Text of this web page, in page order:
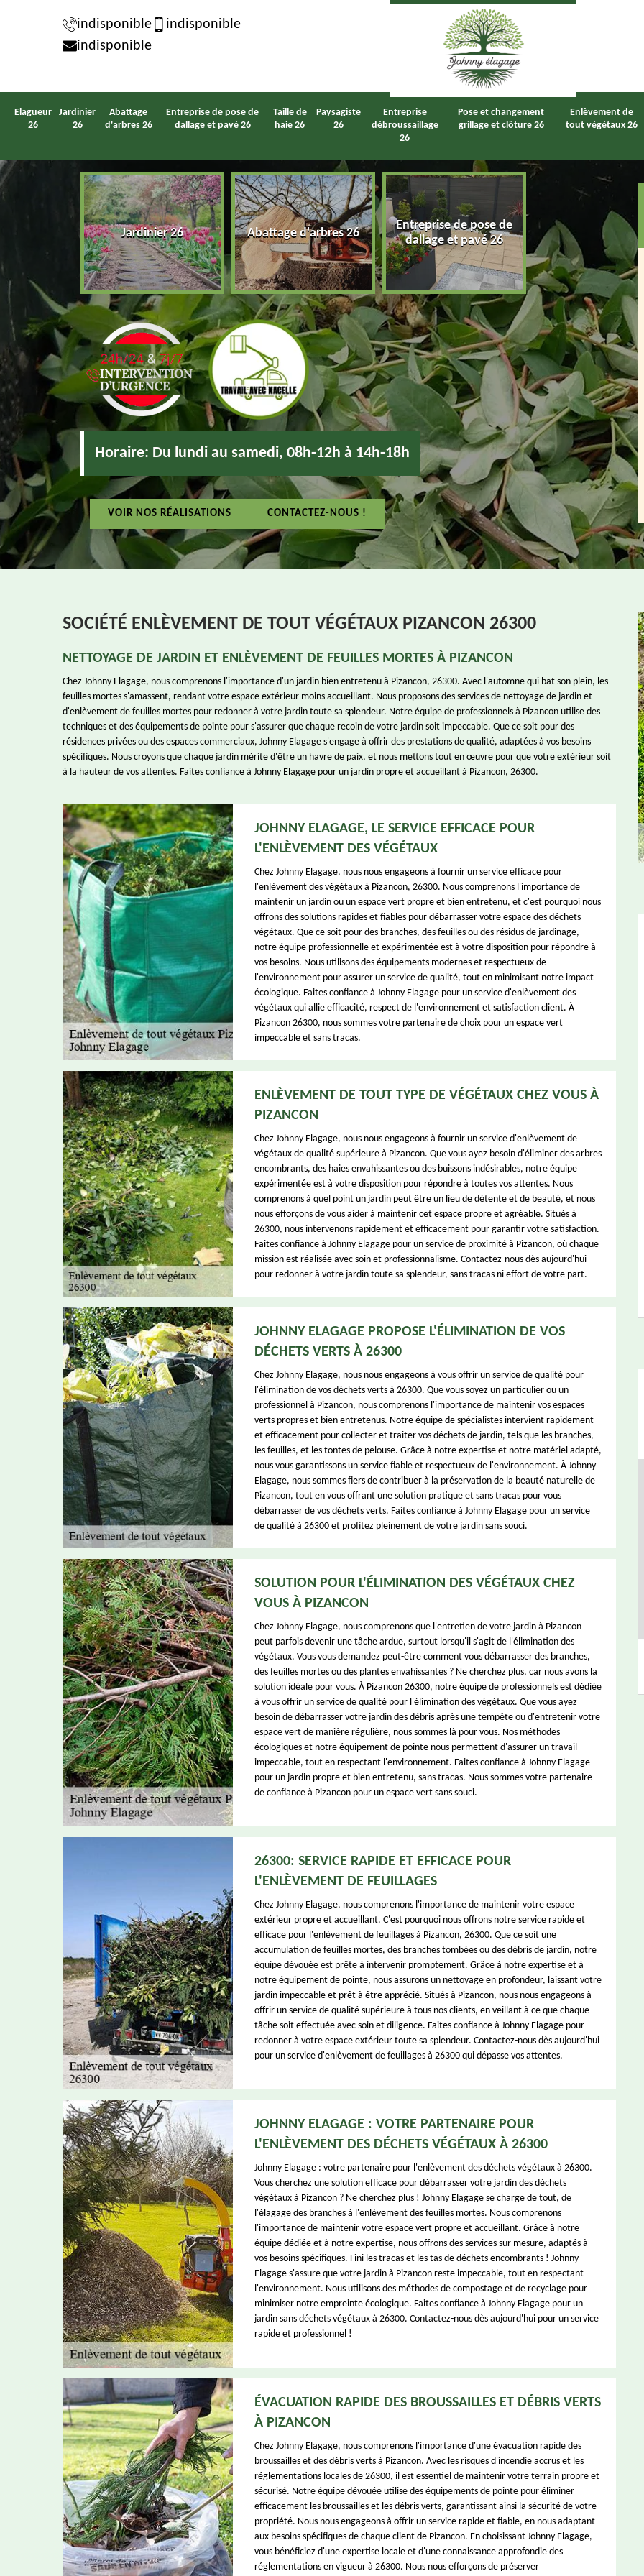
indisponible
indisponible
indisponible
Elagueur
26
Jardinier
26
Abattage
d'arbres 26
Entreprise de pose de
dallage et pavé 26
Taille de
haie 26
Paysagiste
26
Entreprise
débroussaillage
26
Pose et changement
grillage et clôture 26
Enlèvement de
tout végétaux 26
Jardinier 26 Abattage d'arbres 26
Entreprise de pose de
dallage et pavé 26
Taille de haie 26
Horaire: Du lundi au samedi, 08h-12h à 14h-18h
VOIR NOS RÉALISATIONS CONTACTEZ-NOUS !
SOCIÉTÉ ENLÈVEMENT DE TOUT VÉGÉTAUX PIZANCON 26300
NETTOYAGE DE JARDIN ET ENLÈVEMENT DE FEUILLES MORTES À PIZANCON
Chez Johnny Elagage, nous comprenons l'importance d'un jardin bien entretenu à Pizancon, 26300. Avec l'automne qui bat son plein, les
feuilles mortes s'amassent, rendant votre espace extérieur moins accueillant. Nous proposons des services de nettoyage de jardin et
d'enlèvement de feuilles mortes pour redonner à votre jardin toute sa splendeur. Notre équipe de professionnels à Pizancon utilise des
techniques et des équipements de pointe pour s'assurer que chaque recoin de votre jardin soit impeccable. Que ce soit pour des
résidences privées ou des espaces commerciaux, Johnny Elagage s'engage à offrir des prestations de qualité, adaptées à vos besoins
spécifiques. Nous croyons que chaque jardin mérite d'être un havre de paix, et nous mettons tout en œuvre pour que votre extérieur soit
à la hauteur de vos attentes. Faites confiance à Johnny Elagage pour un jardin propre et accueillant à Pizancon, 26300.
JOHNNY ELAGAGE, LE SERVICE EFFICACE POUR
L'ENLÈVEMENT DES VÉGÉTAUX
Chez Johnny Elagage, nous nous engageons à fournir un service efficace pour
l'enlèvement des végétaux à Pizancon, 26300. Nous comprenons l'importance de
maintenir un jardin ou un espace vert propre et bien entretenu, et c'est pourquoi nous
offrons des solutions rapides et fiables pour débarrasser votre espace des déchets
végétaux. Que ce soit pour des branches, des feuilles ou des résidus de jardinage,
notre équipe professionnelle et expérimentée est à votre disposition pour répondre à
vos besoins. Nous utilisons des équipements modernes et respectueux de
l'environnement pour assurer un service de qualité, tout en minimisant notre impact
écologique. Faites confiance à Johnny Elagage pour un service d'enlèvement des
végétaux qui allie efficacité, respect de l'environnement et satisfaction client. À
Pizancon 26300, nous sommes votre partenaire de choix pour un espace vert
impeccable et sans tracas.
ENLÈVEMENT DE TOUT TYPE DE VÉGÉTAUX CHEZ VOUS À
PIZANCON
Chez Johnny Elagage, nous nous engageons à fournir un service d'enlèvement de
végétaux de qualité supérieure à Pizancon. Que vous ayez besoin d'éliminer des arbres
encombrants, des haies envahissantes ou des buissons indésirables, notre équipe
expérimentée est à votre disposition pour répondre à toutes vos attentes. Nous
comprenons à quel point un jardin peut être un lieu de détente et de beauté, et nous
nous efforçons de vous aider à maintenir cet espace propre et agréable. Situés à
26300, nous intervenons rapidement et efficacement pour garantir votre satisfaction.
Faites confiance à Johnny Elagage pour un service de proximité à Pizancon, où chaque
mission est réalisée avec soin et professionnalisme. Contactez-nous dès aujourd'hui
pour redonner à votre jardin toute sa splendeur, sans tracas ni effort de votre part.
JOHNNY ELAGAGE PROPOSE L'ÉLIMINATION DE VOS
DÉCHETS VERTS À 26300
Chez Johnny Elagage, nous nous engageons à vous offrir un service de qualité pour
l'élimination de vos déchets verts à 26300. Que vous soyez un particulier ou un
professionnel à Pizancon, nous comprenons l'importance de maintenir vos espaces
verts propres et bien entretenus. Notre équipe de spécialistes intervient rapidement
et efficacement pour collecter et traiter vos déchets de jardin, tels que les branches,
les feuilles, et les tontes de pelouse. Grâce à notre expertise et notre matériel adapté,
nous vous garantissons un service fiable et respectueux de l'environnement. À Johnny
Elagage, nous sommes fiers de contribuer à la préservation de la beauté naturelle de
Pizancon, tout en vous offrant une solution pratique et sans tracas pour vous
débarrasser de vos déchets verts. Faites confiance à Johnny Elagage pour un service
de qualité à 26300 et profitez pleinement de votre jardin sans souci.
SOLUTION POUR L'ÉLIMINATION DES VÉGÉTAUX CHEZ
VOUS À PIZANCON
Chez Johnny Elagage, nous comprenons que l'entretien de votre jardin à Pizancon
peut parfois devenir une tâche ardue, surtout lorsqu'il s'agit de l'élimination des
végétaux. Vous vous demandez peut-être comment vous débarrasser des branches,
des feuilles mortes ou des plantes envahissantes ? Ne cherchez plus, car nous avons la
solution idéale pour vous. À Pizancon 26300, notre équipe de professionnels est dédiée
à vous offrir un service de qualité pour l'élimination des végétaux. Que vous ayez
besoin de débarrasser votre jardin des débris après une tempête ou d'entretenir votre
espace vert de manière régulière, nous sommes là pour vous. Nos méthodes
écologiques et notre équipement de pointe nous permettent d'assurer un travail
impeccable, tout en respectant l'environnement. Faites confiance à Johnny Elagage
pour un jardin propre et bien entretenu, sans tracas. Nous sommes votre partenaire
de confiance à Pizancon pour un espace vert sans souci.
26300: SERVICE RAPIDE ET EFFICACE POUR
L'ENLÈVEMENT DE FEUILLAGES
Chez Johnny Elagage, nous comprenons l'importance de maintenir votre espace
extérieur propre et accueillant. C'est pourquoi nous offrons notre service rapide et
efficace pour l'enlèvement de feuillages à Pizancon, 26300. Que ce soit une
accumulation de feuilles mortes, des branches tombées ou des débris de jardin, notre
équipe dévouée est prête à intervenir promptement. Grâce à notre expertise et à
notre équipement de pointe, nous assurons un nettoyage en profondeur, laissant votre
jardin impeccable et prêt à être apprécié. Situés à Pizancon, nous nous engageons à
offrir un service de qualité supérieure à tous nos clients, en veillant à ce que chaque
tâche soit effectuée avec soin et diligence. Faites confiance à Johnny Elagage pour
redonner à votre espace extérieur toute sa splendeur. Contactez-nous dès aujourd'hui
pour un service d'enlèvement de feuillages à 26300 qui dépasse vos attentes.
JOHNNY ELAGAGE : VOTRE PARTENAIRE POUR
L'ENLÈVEMENT DES DÉCHETS VÉGÉTAUX À 26300
Johnny Elagage : votre partenaire pour l'enlèvement des déchets végétaux à 26300.
Vous cherchez une solution efficace pour débarrasser votre jardin des déchets
végétaux à Pizancon ? Ne cherchez plus ! Johnny Elagage se charge de tout, de
l'élagage des branches à l'enlèvement des feuilles mortes. Nous comprenons
l'importance de maintenir votre espace vert propre et accueillant. Grâce à notre
équipe dédiée et à notre expertise, nous offrons des services sur mesure, adaptés à
vos besoins spécifiques. Fini les tracas et les tas de déchets encombrants ! Johnny
Elagage s'assure que votre jardin à Pizancon reste impeccable, tout en respectant
l'environnement. Nous utilisons des méthodes de compostage et de recyclage pour
minimiser notre empreinte écologique. Faites confiance à Johnny Elagage pour un
jardin sans déchets végétaux à 26300. Contactez-nous dès aujourd'hui pour un service
rapide et professionnel !
ÉVACUATION RAPIDE DES BROUSSAILLES ET DÉBRIS VERTS
À PIZANCON
Chez Johnny Elagage, nous comprenons l'importance d'une évacuation rapide des
broussailles et des débris verts à Pizancon. Avec les risques d'incendie accrus et les
réglementations locales de 26300, il est essentiel de maintenir votre terrain propre et
sécurisé. Notre équipe dévouée utilise des équipements de pointe pour éliminer
efficacement les broussailles et les débris verts, garantissant ainsi la sécurité de votre
propriété. Nous nous engageons à offrir un service rapide et fiable, en nous adaptant
aux besoins spécifiques de chaque client de Pizancon. En choisissant Johnny Elagage,
vous bénéficiez d'une expertise locale et d'une connaissance approfondie des
réglementations en vigueur à 26300. Nous nous efforçons de préserver